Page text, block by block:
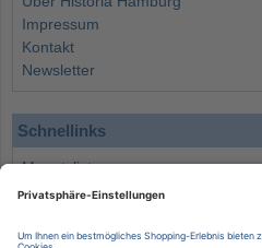
Impressum
Kontakt
Newsletter
Schnellinks
Monatsliste
Angebote
Wissenswertes